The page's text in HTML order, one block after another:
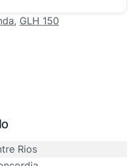
, GLH 150
Rios